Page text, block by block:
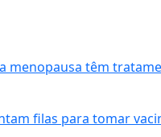
menopausa têm
filas para tomar